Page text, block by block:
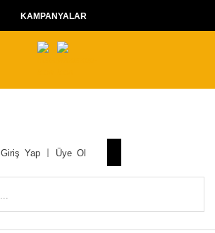
KAMPANYALAR
Giriş Yap Üye Ol